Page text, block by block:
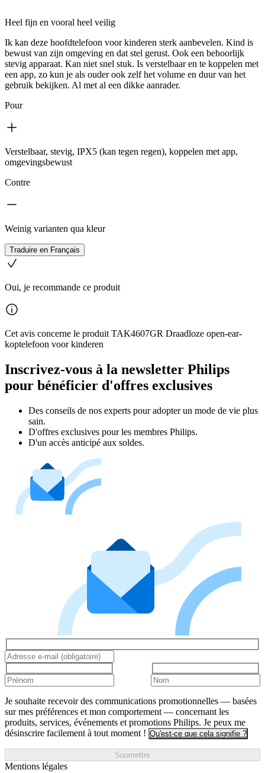
Heel fijn en vooral heel veilig
Ik kan deze hoofdtelefoon voor kinderen sterk aanbevelen. Kind is
bewust van zijn omgeving en dat stel gerust. Ook een behoorlijk
stevig apparaat. Kan niet snel stuk. Is verstelbaar en te koppelen met
een app, zo kun je als ouder ook zelf het volume en duur van het
gebruik bekijken. Al met al een dikke aanrader.
Pour
Verstelbaar, stevig, IPX5 (kan tegen regen), koppelen met app,
omgevingsbewust
Contre
Weinig varianten qua kleur
Traduire en Français
Oui, je recommande ce produit
Cet avis concerne le produit TAK4607GR Draadloze open-ear-
koptelefoon voor kinderen
Inscrivez-vous à la newsletter Philips
pour bénéficier d'offres exclusives
Des conseils de nos experts pour adopter un mode de vie plus
sain.
D'offres exclusives pour les membres Philips.
D'un accès anticipé aux soldes.
Je souhaite recevoir des communications promotionnelles — basées
sur mes préférences et mon comportement — concernant les
produits, services, événements et promotions Philips. Je peux me
désinscrire facilement à tout moment ! Qu'est-ce que cela signifie ?
Soumettre
Mentions légales